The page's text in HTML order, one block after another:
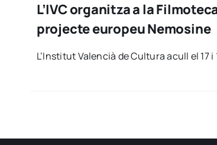
L’IVC organitza a la
projecte europeu Nemosine
L’Ins­ti­tut Valen­cià de Cul­tu­ra acull el 17 i